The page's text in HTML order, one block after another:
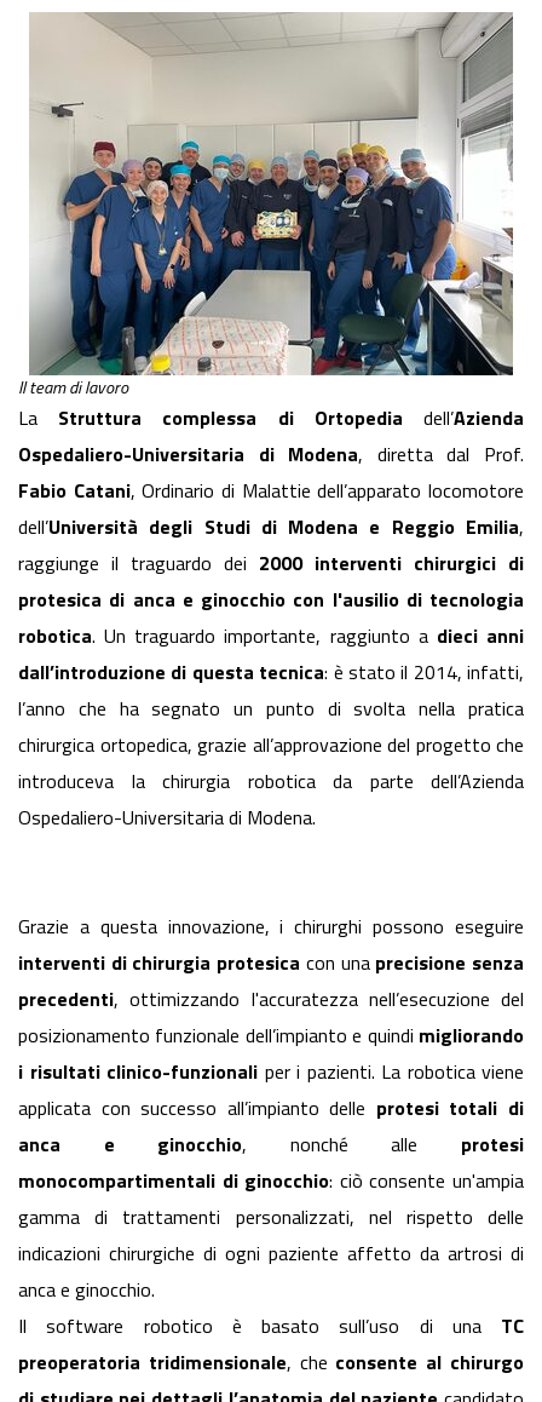
Il team di lavoro
La Struttura complessa di Ortopedia dell’Azienda
Ospedaliero-Universitaria di Modena, diretta dal Prof.
Fabio Catani, Ordinario di Malattie dell’apparato locomotore
dell’Università degli Studi di Modena e Reggio Emilia,
raggiunge il traguardo dei 2000 interventi chirurgici di
protesica di anca e ginocchio con l'ausilio di tecnologia
robotica. Un traguardo importante, raggiunto a dieci anni
dall’introduzione di questa tecnica: è stato il 2014, infatti,
l’anno che ha segnato un punto di svolta nella pratica
chirurgica ortopedica, grazie all’approvazione del progetto che
introduceva la chirurgia robotica da parte dell’Azienda
Ospedaliero-Universitaria di Modena.
Grazie a questa innovazione, i chirurghi possono eseguire
interventi di chirurgia protesica con una precisione senza
precedenti, ottimizzando l'accuratezza nell’esecuzione del
posizionamento funzionale dell’impianto e quindi migliorando
i risultati clinico-funzionali per i pazienti. La robotica viene
applicata con successo all’impianto delle protesi totali di
anca e ginocchio, nonché alle protesi
monocompartimentali di ginocchio: ciò consente un'ampia
gamma di trattamenti personalizzati, nel rispetto delle
indicazioni chirurgiche di ogni paziente affetto da artrosi di
anca e ginocchio.
Il software robotico è basato sull’uso di una TC
preoperatoria tridimensionale, che consente al chirurgo